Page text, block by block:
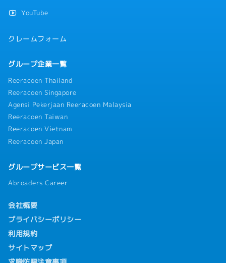
YouTube
クレームフォーム
グループ企業一覧
Reeracoen Thailand
Reeracoen Singapore
Agensi Pekerjaan Reeracoen Malaysia
Reeracoen Taiwan
Reeracoen Vietnam
Reeracoen Japan
グループサービス一覧
Abroaders Career
会社概要
プライバシーポリシー
利用規約
サイトマップ